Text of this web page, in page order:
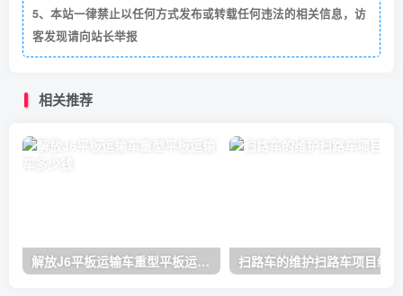
5、本站一律禁止以任何方式发布或转载任何违法的相关信息，访
客发现请向站长举报
相关推荐
解放J6平板运输车重型平板运输车多少钱 扫路车的维护扫路车项目经理